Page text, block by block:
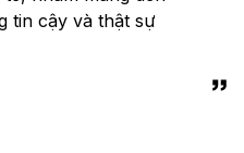
tin cậy và thật sự